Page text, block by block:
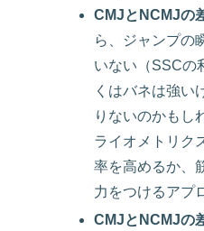
CMJとNCMJの
ら、ジャンプの
いない（SSCの
くはバネは強い
りないのかもし
ライオメトリク
率を高めるか、
力をつけるアプ
CMJとNCMJの